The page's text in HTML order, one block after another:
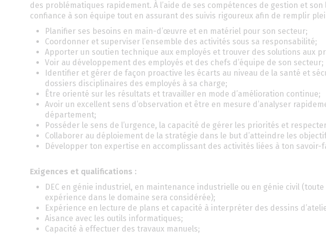
des problématiques rapidement. À l’aide de ses compétences de gestion et
confiance à son équipe tout en assurant des suivis rigoureux afin de remplir
Planifier ses besoins en main-d’œuvre et en matériel pour son secteur;
Coordonner et superviser l’ensemble des activités sous sa responsabilité;
Apporter un soutien technique aux employés et trouver des solutions aux
Voir au développement des employés et des chefs d’équipe de son secteur;
Identifier et gérer de façon proactive les écarts au niveau de la santé et
dossiers disciplinaires des employés à sa charge;
Être orienté sur les résultats et travailler en mode d’amélioration continue;
Avoir un excellent sens d’observation et être en mesure d’analyser
département;
Posséder le sens de l’urgence, la capacité de gérer les priorités et
Collaborer au déploiement de la stratégie dans le but d’atteindre les
Développer ton expertise en accomplissant des activités liées à ton savoir-
Exigences et qualifications :
DEC en génie industriel, en maintenance industrielle ou en génie civil
expérience dans le domaine sera considérée);
Expérience en lecture de plans et capacité à interpréter des dessins
Aisance avec les outils informatiques;
Capacité à effectuer des travaux manuels;